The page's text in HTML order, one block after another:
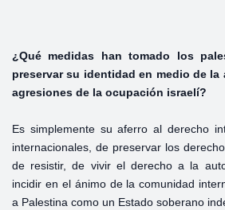
¿Qué medidas han tomado los
preservar su identidad en medio de la
agresiones de la ocupación israelí?
Es simplemente su aferro al derecho
internacionales, de preservar los
de resistir, de vivir el derecho a la
incidir en el ánimo de la comunidad
a Palestina como un Estado soberano